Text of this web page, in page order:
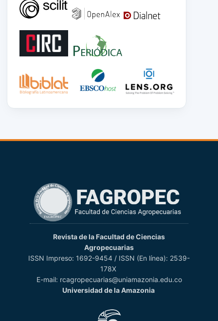
Revista de la Facultad de Ciencias
Agropecuarias
ISSN Impreso: 1692-9454 / ISSN (En línea): 2539-
178X
E-mail: rcagropecuarias@uniamazonia.edu.co
Universidad de la Amazonia